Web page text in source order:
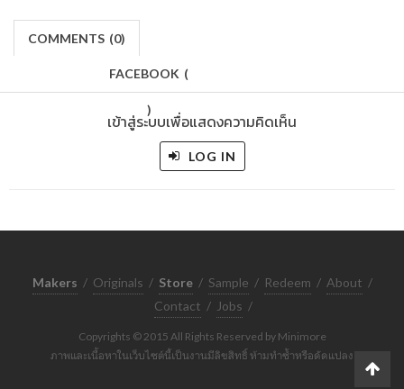
COMMENTS (0)
FACEBOOK (
)
เข้าสู่ระบบเพื่อแสดงความคิดเห็น
LOG IN
Makers / Originals / Store / Sample / Redeem / About /
Contact / Jobs /
Copyrights © 2015 All Rights Reserved by Minimore
ภาพและเนื้อหาในเว็บไซต์นี้เป็นงานมีลิขสิทธิ์ ห้ามทำซ้ำหรือดัดแปลง